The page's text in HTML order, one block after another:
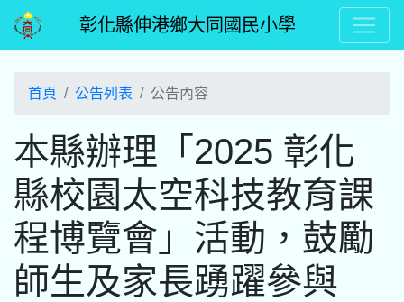
彰化縣伸港鄉大同國民小學
首頁 公告列表 公告內容
本縣辦理「2025 彰化
縣校園太空科技教育課
程博覽會」活動，鼓勵
師生及家長踴躍參與